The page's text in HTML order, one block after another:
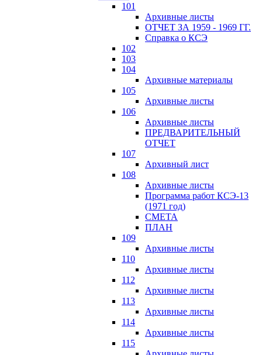
101
Архивные листы
ОТЧЕТ ЗА 1959 - 1969 ГГ.
Справка о КСЭ
102
103
104
Архивные материалы
105
Архивные листы
106
Архивные листы
ПРЕДВАРИТЕЛЬНЫЙ
ОТЧЕТ
107
Архивный лист
108
Архивные листы
Программа работ КСЭ-13
(1971 год)
СМЕTA
ПЛАН
109
Архивные листы
110
Архивные листы
112
Архивные листы
113
Архивные листы
114
Архивные листы
115